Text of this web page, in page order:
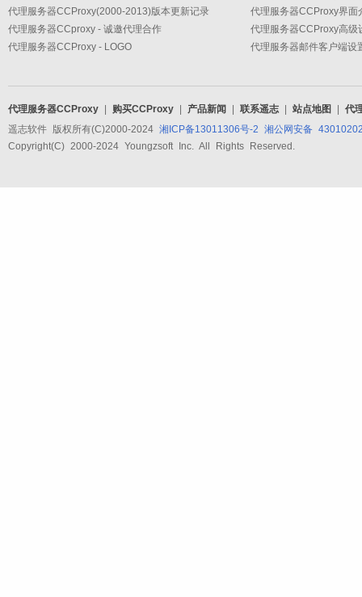
代理服务器CCProxy(2000-2013)版本更新记录
代理服务器CCproxy - 诚邀代理合作
代理服务器CCProxy - LOGO
代理服务器CCProxy界面
代理服务器CCProxy 购买CCProxy 产品新闻 联系遥志 站点地图
代
遥志软件 版权所有(C)2000-2024 湘ICP备13011306号-2 湘公网安备
Copyright(C) 2000-2024 Youngzsoft Inc. All Rights Reserved.